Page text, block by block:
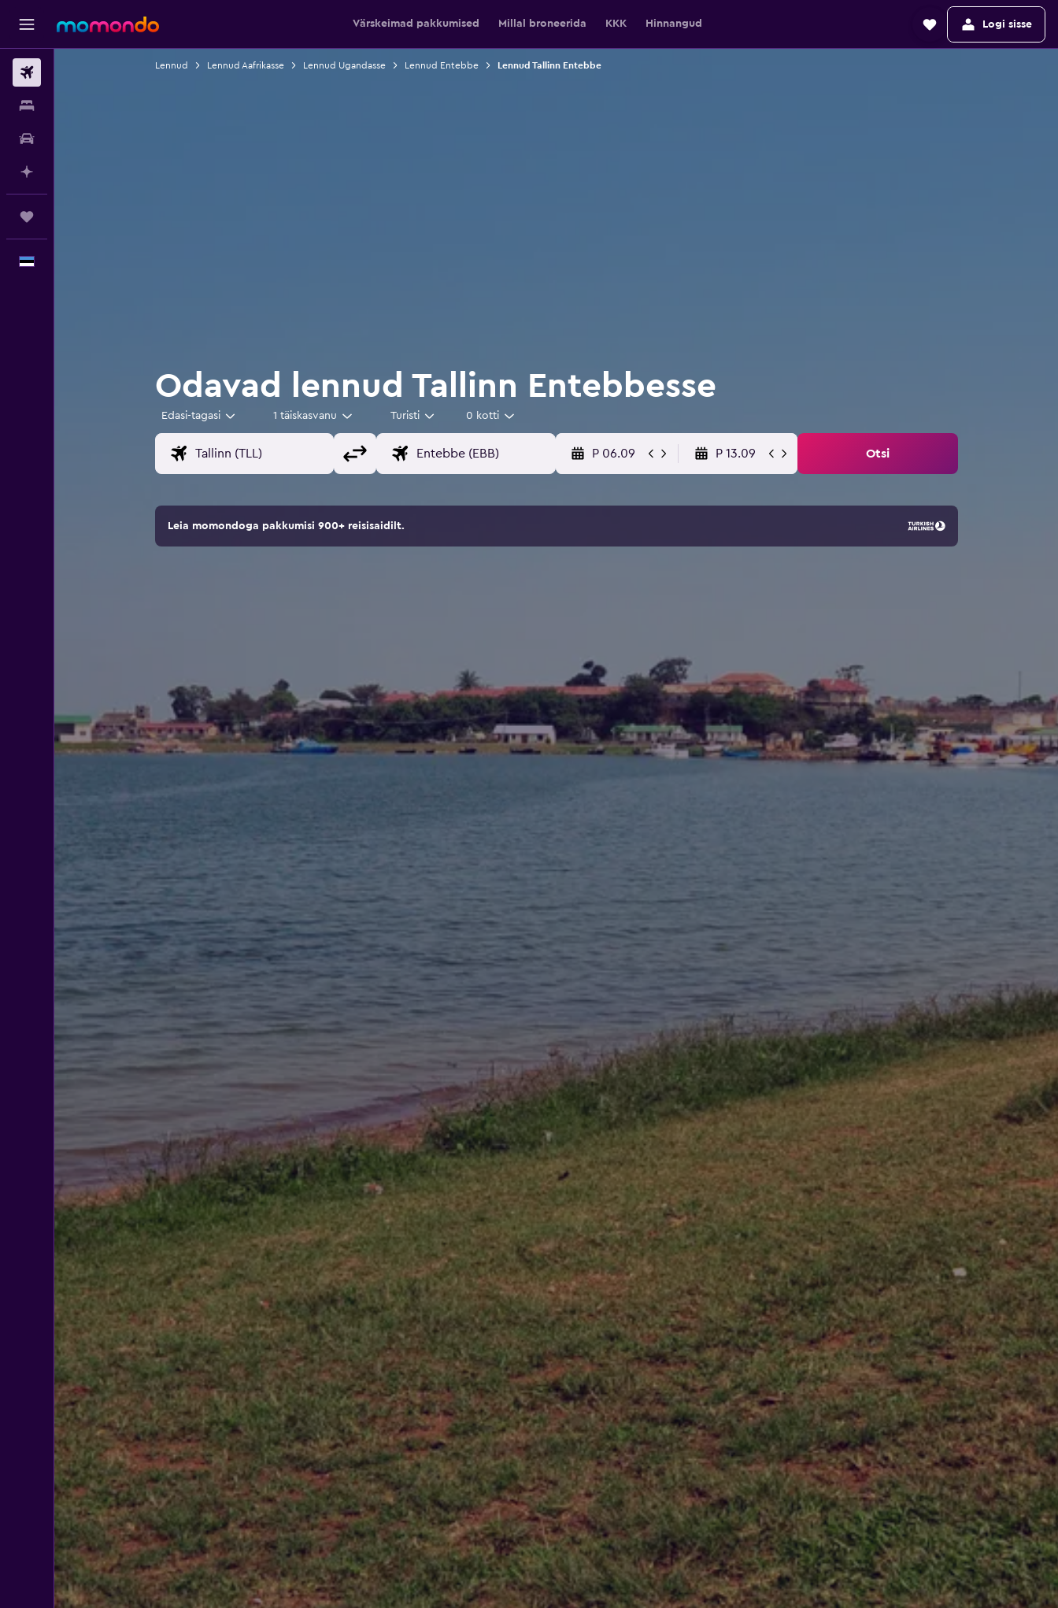
Värskeimad pakkumised Millal broneerida KKK Hinnangud Logi sisse
Lennud Lennud Aafrikasse Lennud Ugandasse Lennud Entebbe Lennud Tallinn Entebbe
Odavad lennud Tallinn Entebbesse
Edasi-tagasi 1 täiskasvanu Turisti 0 kotti
P 06.09 P 13.09 Otsi
Leia momondoga pakkumisi 900+ reisisaidilt.